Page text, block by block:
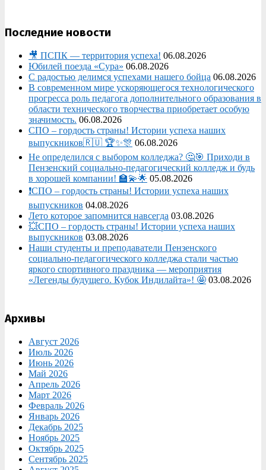
Последние новости
🎥 ПСПК — территория успеха! 06.08.2026
Юбилей поезда «Сура» 06.08.2026
С радостью делимся успехами нашего бойца 06.08.2026
В современном мире ускоряющегося технологического
прогресса роль педагога дополнительного образования в
области технического творчества приобретает особую
значимость. 06.08.2026
СПО – гордость страны! Истории успеха наших
выпускников🇷🇺 🏆✨🎊 06.08.2026
Не определился с выбором колледжа? 🤔🎯 Приходи в
Пензенский социально-педагогический колледж и будь
в хорошей компании! 🏫💫🌟 05.08.2026
❗СПО – гордость страны! Истории успеха наших
выпускников 04.08.2026
Лето которое запомнится навсегда 03.08.2026
💥СПО – гордость страны! Истории успеха наших
выпускников 03.08.2026
Наши студенты и преподаватели Пензенского
социально‑педагогического колледжа стали частью
яркого спортивного праздника — мероприятия
«Легенды будущего. Кубок Индилайта»! 🤩 03.08.2026
Архивы
Август 2026
Июль 2026
Июнь 2026
Май 2026
Апрель 2026
Март 2026
Февраль 2026
Январь 2026
Декабрь 2025
Ноябрь 2025
Октябрь 2025
Сентябрь 2025